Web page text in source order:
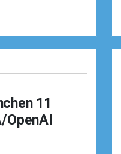
11
OpenAI